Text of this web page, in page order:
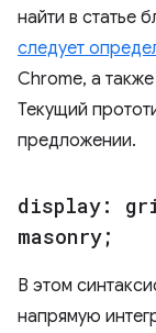
найти в статье
следует
Chrome, а также
Текущий
предложении.
display:
masonry;
В этом
напрямую